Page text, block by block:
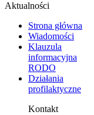
Aktualności
Strona główna
Wiadomości
Klauzula
informacyjna
RODO
Działania
profilaktyczne
Kontakt